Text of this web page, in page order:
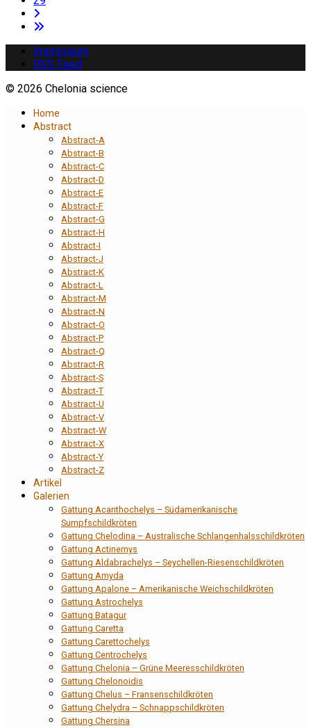
Impressum
RSS Feed
© 2026 Chelonia science
Home
Abstract
Abstract-A
Abstract-B
Abstract-C
Abstract-D
Abstract-E
Abstract-F
Abstract-G
Abstract-H
Abstract-I
Abstract-J
Abstract-K
Abstract-L
Abstract-M
Abstract-N
Abstract-O
Abstract-P
Abstract-Q
Abstract-R
Abstract-S
Abstract-T
Abstract-U
Abstract-V
Abstract-W
Abstract-X
Abstract-Y
Abstract-Z
Artikel
Galerien
Gattung Acanthochelys – Südamerikanische
Sumpfschildkröten
Gattung Chelodina – Australische Schlangenhalsschildkröten
Gattung Actinemys
Gattung Aldabrachelys – Seychellen-Riesenschildkröten
Gattung Amyda
Gattung Apalone – Amerikanische Weichschildkröten
Gattung Astrochelys
Gattung Batagur
Gattung Caretta
Gattung Carettochelys
Gattung Centrochelys
Gattung Chelonia – Grüne Meeresschildkröten
Gattung Chelonoidis
Gattung Chelus – Fransenschildkröten
Gattung Chelydra – Schnappschildkröten
Gattung Chersina